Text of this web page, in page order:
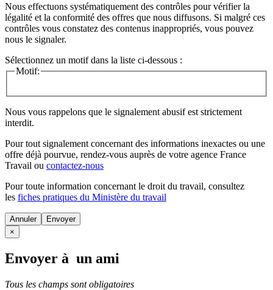
Nous effectuons systématiquement des contrôles pour vérifier la
légalité et la conformité des offres que nous diffusons. Si malgré ces
contrôles vous constatez des contenus inappropriés, vous pouvez
nous le signaler.
Sélectionnez un motif dans la liste ci-dessous :
Motif:
Nous vous rappelons que le signalement abusif est strictement
interdit.
Pour tout signalement concernant des informations inexactes ou une
offre déjà pourvue, rendez-vous auprès de votre agence France
Travail ou contactez-nous
Pour toute information concernant le droit du travail, consultez
les fiches pratiques du Ministère du travail
Annuler
×
Envoyer à un ami
Tous les champs sont obligatoires